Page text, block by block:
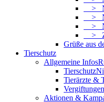
>
>
>
>
Grüße aus
Tierschutz
Allgemeine Infos
Tierschutz
Tierärzte &
Aktionen &